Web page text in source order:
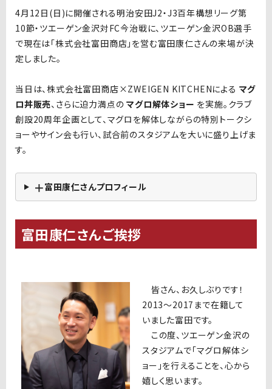
4月12日(日)に開催される明治安田J2・J3百年構想リーグ第
10節・ツエーゲン金沢対FC今治戦に、ツエーゲン金沢OB選手
で現在は「株式会社富田商店」を営む富田康仁さんの来場が決
定しました。
当日は、株式会社富田商店×ZWEIGEN KITCHENによる マグ
ロ丼販売、さらに迫力満点のマグロ解体ショー を実施。クラブ
創設20周年企画として、マグロを解体しながらの特別トークシ
ョーやサイン会も行い、試合前のスタジアムを大いに盛り上げま
す。
＋富田康仁さんプロフィール
富田康仁さんご挨拶
皆さん、お久しぶりです！
2013〜2017まで在籍して
いました富田です。
この度、ツエーゲン金沢の
スタジアムで「マグロ解体シ
ョー」を行えることを、心から
嬉しく思います。